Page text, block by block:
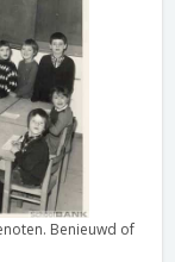
Benieuwd of